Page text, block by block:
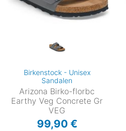
Birkenstock - Unisex
Sandalen
Arizona Birko-florbc
Earthy Veg Concrete Gr
VEG
99,90 €